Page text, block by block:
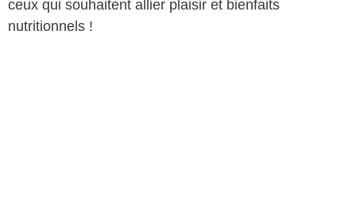
ceux qui souhaitent allier plaisir et bienfaits
nutritionnels !